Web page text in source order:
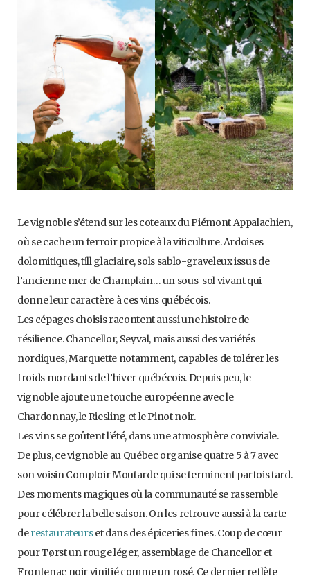
Le vignoble s’étend sur les coteaux du Piémont Appalachien,
où se cache un terroir propice à la viticulture. Ardoises
dolomitiques, till glaciaire, sols sablo-graveleux issus de
l’ancienne mer de Champlain… un sous-sol vivant qui
donne leur caractère à ces vins québécois.
Les cépages choisis racontent aussi une histoire de
résilience. Chancellor, Seyval, mais aussi des variétés
nordiques, Marquette notamment, capables de tolérer les
froids mordants de l’hiver québécois. Depuis peu, le
vignoble ajoute une touche européenne avec le
Chardonnay, le Riesling et le Pinot noir.
Les vins se goûtent l’été, dans une atmosphère conviviale.
De plus, ce vignoble au Québec organise quatre 5 à 7 avec
son voisin Comptoir Moutarde qui se terminent parfois tard.
Des moments magiques où la communauté se rassemble
pour célébrer la belle saison. On les retrouve aussi à la carte
derestaurateurset dans des épiceries fines. Coup de cœur
pour Tørst un rouge léger, assemblage de Chancellor et
Frontenac noir vinifié comme un rosé. Ce dernier reflète